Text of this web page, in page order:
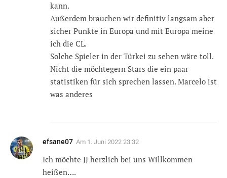
kann.
Außerdem brauchen wir definitiv langsam aber
sicher Punkte in Europa und mit Europa meine
ich die CL.
Solche Spieler in der Türkei zu sehen wäre toll.
Nicht die möchtegern Stars die ein paar
statistiken für sich sprechen lassen. Marcelo ist
was anderes
efsane07 Am 1. Juni 2022 23:32
Ich möchte JJ herzlich bei uns Willkommen
heißen….